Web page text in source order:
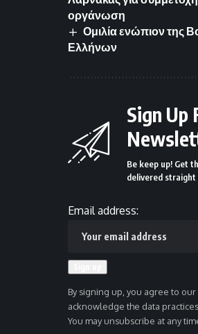
οργάνωση
Ομιλία ενώπιον της
Ελλήνων
Sign Up
Be keep up! Get
delivered straight
Email address:
By signing up, you agree to our
acknowledge the data
You may unsubscribe at any